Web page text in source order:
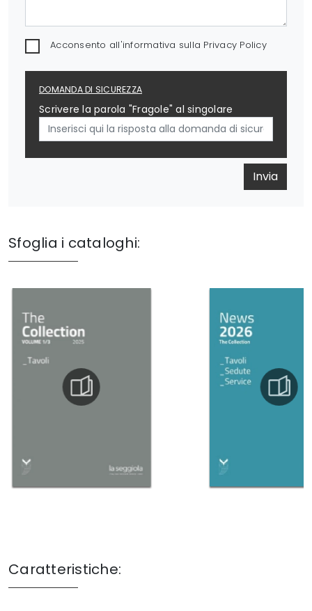
Acconsento all'informativa sulla Privacy Policy
DOMANDA DI SICUREZZA
Scrivere la parola "Fragole" al singolare
Invia
Sfoglia i cataloghi:
Caratteristiche: